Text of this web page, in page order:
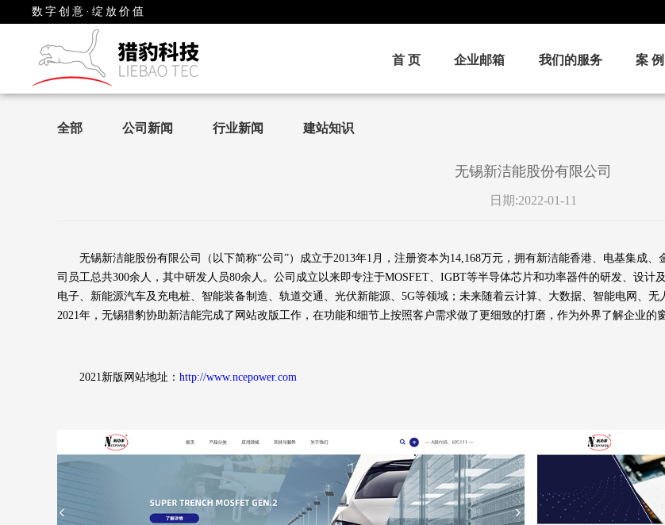
数字创意·绽放价值
首 页 企业邮箱 我们的服务 案 例
全部 公司新闻 行业新闻 建站知识
无锡新洁能股份有限公司
日期:2022-01-11
无锡新洁能股份有限公司（以下简称“公司”）成立于2013年1月，注册资本为14,168万元，拥有新洁能香港、电基集成
司员工总共300余人，其中研发人员80余人。公司成立以来即专注于MOSFET、IGBT等半导体芯片和功率器件的研发、设
电子、新能源汽车及充电桩、智能装备制造、轨道交通、光伏新能源、5G等领域；未来随着云计算、大数据、智能电网、
2021年，无锡猎豹协助新洁能完成了网站改版工作，在功能和细节上按照客户需求做了更细致的打磨，作为外界了解企业的
2021新版网站地址： http://www.ncepower.com